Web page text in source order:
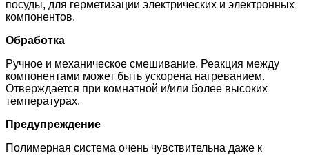
посуды, для герметизации электрических и электронных
компонентов.
Обработка
Ручное и механическое смешивание. Реакция между
компонентами может быть ускорена нагреванием.
Отверждается при комнатной и/или более высоких
температурах.
Предупреждение
Полимерная система очень чувствительна даже к